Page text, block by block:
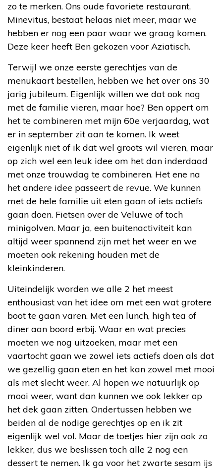
zo te merken. Ons oude favoriete restaurant,
Minevitus, bestaat helaas niet meer, maar we
hebben er nog een paar waar we graag komen.
Deze keer heeft Ben gekozen voor Aziatisch.
Terwijl we onze eerste gerechtjes van de
menukaart bestellen, hebben we het over ons 30
jarig jubileum. Eigenlijk willen we dat ook nog
met de familie vieren, maar hoe? Ben oppert om
het te combineren met mijn 60e verjaardag, wat
er in september zit aan te komen. Ik weet
eigenlijk niet of ik dat wel groots wil vieren, maar
op zich wel een leuk idee om het dan inderdaad
met onze trouwdag te combineren. Het ene na
het andere idee passeert de revue. We kunnen
met de hele familie uit eten gaan of iets actiefs
gaan doen. Fietsen over de Veluwe of toch
minigolven. Maar ja, een buitenactiviteit kan
altijd weer spannend zijn met het weer en we
moeten ook rekening houden met de
kleinkinderen.
Uiteindelijk worden we alle 2 het meest
enthousiast van het idee om met een wat grotere
boot te gaan varen. Met een lunch, high tea of
diner aan boord erbij. Waar en wat precies
moeten we nog uitzoeken, maar met een
vaartocht gaan we zowel iets actiefs doen als dat
we gezellig gaan eten en het kan zowel met mooi
als met slecht weer. Al hopen we natuurlijk op
mooi weer, want dan kunnen we ook lekker op
het dek gaan zitten. Ondertussen hebben we
beiden al de nodige gerechtjes op en ik zit
eigenlijk wel vol. Maar de toetjes hier zijn ook zo
lekker, dus we beslissen toch alle 2 nog een
dessert te nemen. Ik ga voor het zwarte sesam ijs